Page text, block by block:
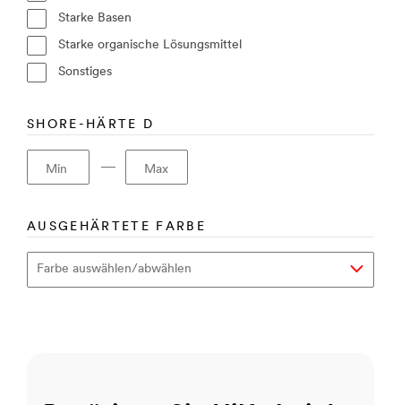
Starke Basen
Starke organische Lösungsmittel
Sonstiges
SHORE-HÄRTE D
Min ― Max
AUSGEHÄRTETE FARBE